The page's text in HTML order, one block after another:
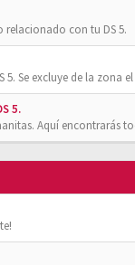
con tu DS 5.
5. Se excluye de la
5.
Aquí encontrarás